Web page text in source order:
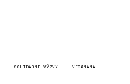
SOLIDÁRNE VÝZVY VEGANANA